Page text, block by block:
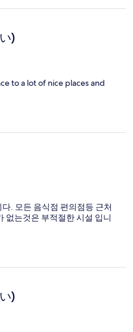
)
to a lot of nice places and
. 모든 음식점 편의점등 근처
없는것은 부적절한 시설 입니
)